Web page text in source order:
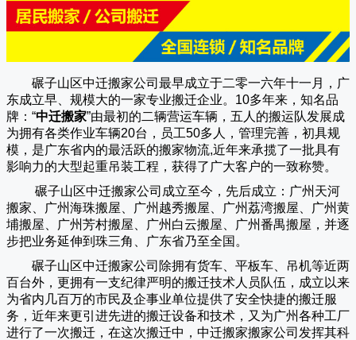
碾子山区中迁搬家公司 最早成立于二零一六年十一月，广
东成立早、规模大的一家专业搬迁企业。10多年来，知名品
牌：“中迁搬家”由最初的二辆营运车辆，五人的搬运队发展成
为拥有各类作业车辆20台，员工50多人，管理完善，初具规
模，是广东省内的最活跃的搬家物流,近年来承揽了一批具有
影响力的大型起重吊装工程，获得了广大客户的一致称赞。
碾子山区中迁搬家公司成立至今，先后成立：广州天河
搬家、广州海珠搬屋、广州越秀搬屋、广州荔湾搬屋、广州黄
埔搬屋、广州芳村搬屋、广州白云搬屋、广州番禺搬屋，并逐
步把业务延伸到珠三角、广东省乃至全国。
碾子山区中迁搬家公司除拥有货车、平板车、吊机等近两
百台外，更拥有一支纪律严明的搬迁技术人员队伍，成立以来
为省内几百万的市民及企事业单位提供了安全快捷的搬迁服
务，近年来更引进先进的搬迁设备和技术，又为广州各种工厂
进行了一次搬迁，在这次搬迁中， 中迁搬家搬家公司发挥其科